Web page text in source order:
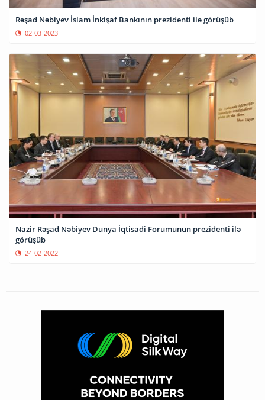
Rəşad Nəbiyev İslam İnkişaf Bankının prezidenti ilə görüşüb
02-03-2023
Nazir Rəşad Nəbiyev Dünya İqtisadi Forumunun prezidenti ilə
görüşüb
24-02-2022